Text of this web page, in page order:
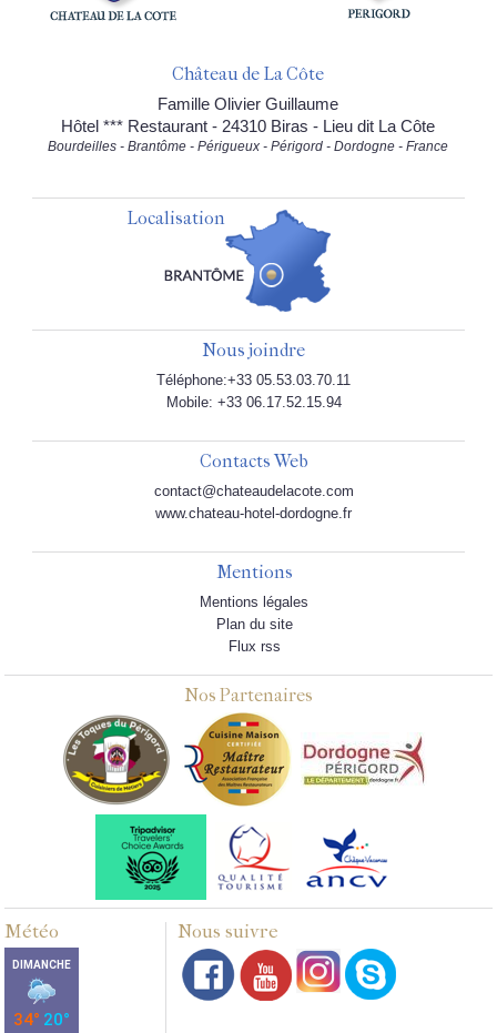
Château de La Côte
Famille Olivier Guillaume
Hôtel *** Restaurant - 24310 Biras - Lieu dit La Côte
Bourdeilles - Brantôme - Périgueux - Périgord - Dordogne - France
Localisation
Nous joindre
Téléphone:+33 05.53.03.70.11
Mobile: +33 06.17.52.15.94
Contacts Web
contact@chateaudelacote.com
www.chateau-hotel-dordogne.fr
Mentions
Mentions légales
Plan du site
Flux rss
Nos Partenaires
Météo Nous suivre